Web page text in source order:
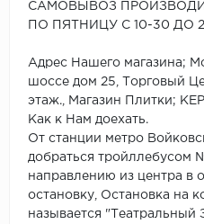
САМОВЫВОЗ
ПО ПЯТНИЦУ С 10-30 ДО
Адрес Нашего магазина;
шоссе дом 25, Торговый
этаж., Магазин Плитки;
Как к Нам доехать.
От станции метро
добраться
направлению из центра в
остановку, Остановка на
называется "Театральный